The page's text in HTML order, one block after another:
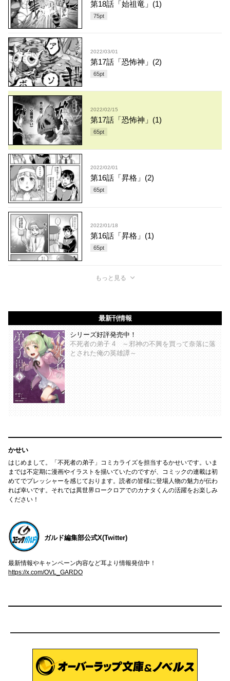
第18話「始祖竜」(1)
75pt
2022/03/01
第17話「恐怖神」(2)
65pt
2022/02/15
第17話「恐怖神」(1)
65pt
2022/02/01
第16話「昇格」(2)
65pt
2022/01/18
第16話「昇格」(1)
65pt
もっと見る
最新刊情報
シリーズ好評発売中！
不死者の弟子 4 ～邪神の不興を買って奈落に落
とされた俺の英雄譚～
かせい
はじめまして。「不死者の弟子」コミカライズを担当するかせいです。いま
までは不定期に漫画やイラストを描いていたのですが、コミックの連載は初
めてでプレッシャーを感じております。読者の皆様に登場人物の魅力が伝わ
れば幸いです。それでは異世界ロークロアでのカナタくんの活躍をお楽しみ
ください！
ガルド編集部公式X(Twitter)
最新情報やキャンペーン内容など耳より情報発信中！
https://x.com/OVL_GARDO